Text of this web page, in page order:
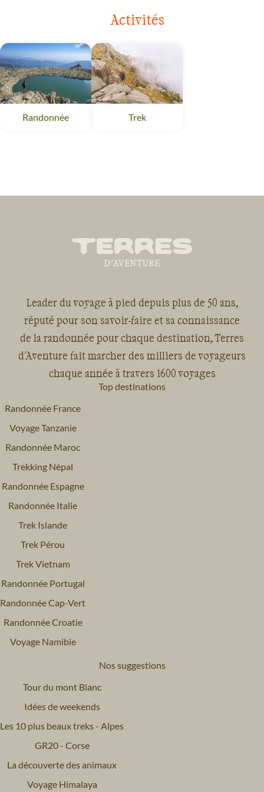
Activités
Randonnée Trek
Leader du voyage à pied depuis plus de 50 ans,
réputé pour son savoir-faire et sa connaissance
de la randonnée pour chaque destination, Terres
d'Aventure fait marcher des milliers de voyageurs
chaque année à travers 1600 voyages
Top destinations
Randonnée France
Voyage Tanzanie
Randonnée Maroc
Trekking Népal
Randonnée Espagne
Randonnée Italie
Trek Islande
Trek Pérou
Trek Vietnam
Randonnée Portugal
Randonnée Cap-Vert
Randonnée Croatie
Voyage Namibie
Nos suggestions
Tour du mont Blanc
Idées de weekends
Les 10 plus beaux treks - Alpes
GR20 - Corse
La découverte des animaux
Voyage Himalaya